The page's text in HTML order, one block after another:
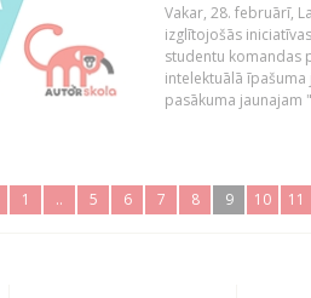
Vakar, 28. februārī,
izglītojošās
studentu komandas
intelektuālā
pasākuma jaunajam
1 .. 5 6 7 8 9 10 11